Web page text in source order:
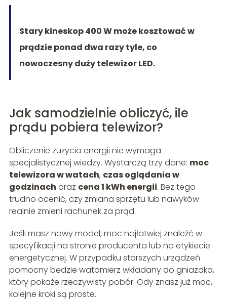
Stary kineskop 400 W może kosztować w
prądzie ponad dwa razy tyle, co
nowoczesny duży telewizor LED.
Jak samodzielnie obliczyć, ile
prądu pobiera telewizor?
Obliczenie zużycia energii nie wymaga
specjalistycznej wiedzy. Wystarczą trzy dane: moc
telewizora w watach, czas oglądania w
godzinach oraz cena 1 kWh energii. Bez tego
trudno ocenić, czy zmiana sprzętu lub nawyków
realnie zmieni rachunek za prąd.
Jeśli masz nowy model, moc najłatwiej znaleźć w
specyfikacji na stronie producenta lub na etykiecie
energetycznej. W przypadku starszych urządzeń
pomocny będzie watomierz wkładany do gniazdka,
który pokaże rzeczywisty pobór. Gdy znasz już moc,
kolejne kroki są proste.